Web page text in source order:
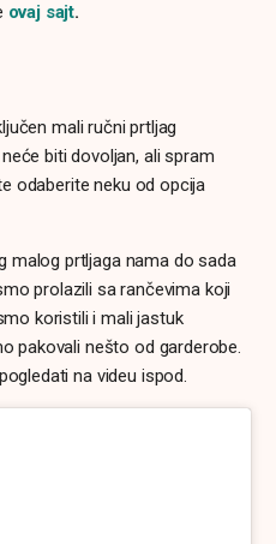
ovaj sajt.
mali ručni prtljag
biti dovoljan, ali spram
odaberite neku od opcija
malog prtljaga nama do sada
prolazili sa rančevima koji
koristili i mali jastuk
pakovali nešto od garderobe.
na videu ispod.